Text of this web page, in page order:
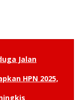
Jalan
HPN 2025,